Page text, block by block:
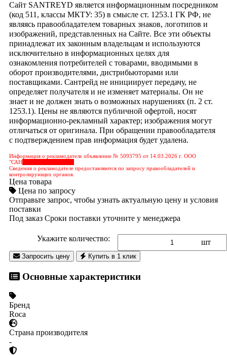
Сайт SANTREYD является информационным посредником
(код 511, классы МКТУ: 35) в смысле ст. 1253.1 ГК РФ, не
являясь правообладателем товарных знаков, логотипов и
изображений, представленных на Сайте. Все эти объекты
принадлежат их законным владельцам и используются
исключительно в информационных целях для
ознакомления потребителей с товарами, вводимыми в
оборот производителями, дистрибьюторами или
поставщиками. Сантрейд не инициирует передачу, не
определяет получателя и не изменяет материалы. Он не
знает и не должен знать о возможных нарушениях (п. 2 ст.
1253.1). Цены не являются публичной офертой, носят
информационно-рекламный характер; изображения могут
отличаться от оригинала. При обращении правообладателя
с подтверждением прав информация будет удалена.
Информация о рекламодателе объявление № 5093795 от 14.03.2026 г. ООО
"САН
Сведения о рекламодателе предоставляются по запросу правообладателей и
контролирующих органов.
Цена товара
Цена по запросу
Отправьте запрос, чтобы узнать актуальную цену и условия
поставки
Под заказ Сроки поставки уточните у менеджера
Укажите количество: шт
Запросить цену Купить в 1 клик
Основные характеристики
Бренд
Roca
Страна производителя
-